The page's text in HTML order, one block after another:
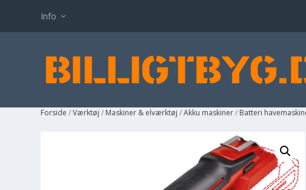
Info
Forside /Værktøj / Maskiner & elværktøj /Akku maskiner/ Batteri